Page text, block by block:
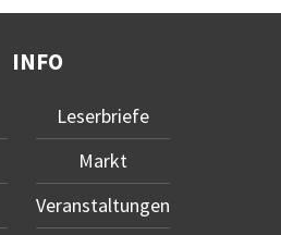
INFO
Leserbriefe
Markt
Veranstaltungen